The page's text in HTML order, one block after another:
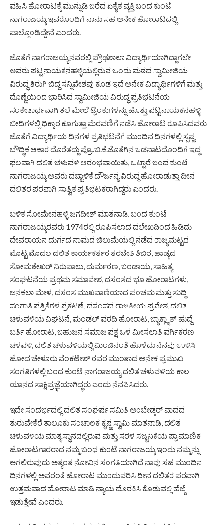
ವಹಿಸಿ ಹೋರಾಟಕ್ಕೆ ಮುನ್ನುಡಿ ಬರೆದ ಏಕೈಕ ವ್ಯಕ್ತಿ ಬಂದ ಕುಂಟೆ
ನಾಗರಾಜಯ್ಯ ಇವರೊಂದಿಗೆ ನಾನು ಸಹ ಅನೇಕ ಹೋರಾಟದಲ್ಲಿ
ಪಾಲ್ಗೊಂಡಿದ್ದೇನೆ ಎಂದರು.
ಜೊತೆಗೆ ನಾಗರಾಜಯ್ಯನವರಲ್ಲಿ ಪ್ರೌಢಶಾಲಾ ವಿದ್ಯಾರ್ಥಿಯಾಗಿದ್ದಾಗಲೇ
ಅವರು ಪಟ್ಟನಾಯಕನಹಳ್ಳಿಯಲ್ಲಿರುವ ಒಂದು ಮಠದ ಸ್ವಾಮೀಜಿಯ
ವಿರುದ್ಧ ತಿರುಗಿ ಬಿದ್ದ ಸನ್ನಿವೇಶವು ಕೂಡ ಇದೆ ಅನೇಕ ವಿದ್ಯಾರ್ಥಿಗಳಿಗೆ ಮತ್ತು
ದೊಣ್ಣೆಯಿಂದ ಭಾರಿಸಿದ ಸ್ವಾಮೀಜಿಯ ವಿರುದ್ಧ ಪ್ರತಿಭಟನೆಯ
ಸಂಕೇತಾರ್ಥವಾಗಿ ತಲೆ ಮೇಲೆ ಟ್ರೆಂಕುಗಳನ್ನು ಹೊತ್ತು ಪಟ್ಟನಾಯಕನಹಳ್ಳಿ
ಬೀದಿಗಳಲ್ಲಿ ಧಿಕ್ಕಾರ ಕೂಗುತ್ತಾ ಮೆರವಣಿಗೆ ನಡೆಸಿ ಹೋರಾಟ ರೂಪಿಸಿದವರು
ಜೊತೆಗೆ ವಿದ್ಯಾರ್ಥಿಯ ದಿನಗಳ ಪ್ರತಿಭಟನೆಗೆ ಮುಂದಿನ ದಿನಗಳಲ್ಲಿ ಸ್ಪಷ್ಟ
ಬೌದ್ಧಿಕ ಆಕಾರ ದೊರೆತದ್ದು ಪ್ರೊ,.ಬಿ.ಕೆ.ಜೊತೆಗಿನ ಒಡನಾಟದೊಂದಿಗೆ ಇದ್ದ
ಫಲವಾಗಿ ದಲಿತ ಚಳುವಳಿ ಆರಂಭವಾಯಿತು, ಒಟ್ಟಾರೆ ಬಂದ ಕುಂಟೆ
ನಾಗರಾಜಯ್ಯ ಅವರು ದಬ್ಬಾಳಿಕೆ ದೌರ್ಜನ್ಯ ವಿರುದ್ಧ ಹೋರಾಡುತ್ತಾ ದೀನ
ದಲಿತರ ಪರವಾಗಿ ಸಾತ್ವಿಕ ಪ್ರತಿಭಟಕರಾಗಿದ್ದರು ಎಂದರು.
ಬಳಿಕ ಸೋಮೇನಹಳ್ಳಿ ಜಗದೀಶ್ ಮಾತನಾಡಿ, ಬಂದ ಕುಂಟೆ
ನಾಗರಾಜಯ್ಯರವರು 1974ರಲ್ಲಿ ರೂಪಿಸಲಾದ ದಲೇಖದಿಂದ ಹಿಡಿದು
ದೇವರಾಯನ ದುರ್ಗದ ನಾಮದ ಚಿಲುಮೆಯಲ್ಲಿ ನಡೆದ ರಾಜ್ಯಮಟ್ಟದ
ಮೊಟ್ಟ ಮೊದಲ ದಲಿತ ಕಾರ್ಯಕರ್ತರ ತರಬೇತಿ ಶಿಬಿರ, ಹಾಡ್ಯದ
ಸೋಮಶೇಖರ್ ನಿರುಪಾಲು, ದುರ್ಮರಣ, ಬಂಡಾಯ, ಸಾಹಿತ್ಯ
ಸಂಘಟನೆಯ ಪ್ರಥಮ ಸಮಾವೇಶ, ದಸಂಸದ ಭೂ ಹೋರಾಟಗಳು,
ಜನಕಲಾ ಮೇಳ, ದಸಂಸ ಮುಖವಾಣಿಯಾದ ಪಂಚಮ ಮತ್ತು ಸುದ್ದಿ
ಸಂಗಾತಿ ಪತ್ರಿಕೆಗಳ ಪ್ರಕಟಣೆ, ದಸಂಸದ ರಾಜಕೀಯ ಪ್ರವೇಶ, ದಲಿತ
ಚಳುವಳಿಯ ವಿಘಟನೆ, ಮಂಡಲ್ ವರದಿ ಹೋರಾಟ, ಬ್ಯಾಕ್ಲ್ಯಾಕ್ ಹುದ್ದೆ
ಬರ್ತಿ ಹೋರಾಟ, ಬಹುಜನ ಸಮಾಜ ಪಕ್ಷ ಒಳ ಮೀಸಲಾತಿ ವರ್ಗಿಕರಣ
ಚಳವಳಿ, ದಲಿತ ಚಳುವಳಿಯಲ್ಲಿ ಮಿಂಚಿನಂತೆ ಹೊಳೆದು ನೆನಪು ಉಳಿಸಿ
ಹೋದ ಚೇಳೂರು ವೆಂಕಟೇಶ್ ರವರ ಮುಂತಾದ ಅನೇಕ ಪ್ರಮುಖ
ಸಂಗತಿಗಳಲ್ಲಿ ಬಂದ ಕುಂಟೆ ನಾಗರಾಜಯ್ಯ ದಲಿತ ಚಳುವಳಿಯ ಕಾಲ
ಯಾನದ ಸಾಕ್ಷಿಪ್ರಜ್ಞೆಯಾಗಿದ್ಧರು ಎಂದು ನೆನಪಿಸಿದರು.
ಇದೇ ಸಂದರ್ಭದಲ್ಲಿ ದಲಿತ ಸಂಘರ್ಷ ಸಮಿತಿ ಅಂಬೇಡ್ಕರ್ ವಾದದ
ತುರುವೇಕೆರೆ ತಾಲೂಕು ಸಂಚಾಲಕ ಕೃಷ್ಣ ಸ್ವಾಮಿ ಮಾತನಾಡಿ, ದಲಿತ
ಚಳುವಳಿಯ ಮಾತೃಸ್ಥಾನದಲ್ಲಿರುವ ಮತ್ತು ಸರಳ ಸಜ್ಜನಿಕೆಯ ಪ್ರಾಮಾಣಿಕ
ಹೋರಾಟಗಾರರಾದ ನಮ್ಮ ಬಂಧ ಕುಂಟೆ ನಾಗರಾಜಯ್ಯ ಇಂದು ನಮ್ಮನ್ನು
ಅಗಲಿರುವುದು ಅತ್ಯಂತ ನೋವಿನ ಸಂಗತಿಯಾಗಿದೆ ನಾವು ಸಹ ಮುಂದಿನ
ದಿನಗಳಲ್ಲಿ ಅವರಂತೆ ಹೋರಾಟ ಮುಂದುವರಿಸಿ ದೀನ ದಲಿತರ ಪರವಾಗಿ
ಉತ್ತಮವಾದ ಹೋರಾಟ ಮಾಡಿ ನ್ಯಾಯ ದೊರಕಿಸಿ ಕೊಡುವಲ್ಲಿ ಹೆಜ್ಜೆ
ಇಡುತ್ತೇವೆ ಎಂದರು.